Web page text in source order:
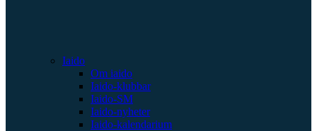
Iaido
Om iaido
Iaido-klubbar
Iaido-SM
Iaido-nyheter
Iaido-kalendarium